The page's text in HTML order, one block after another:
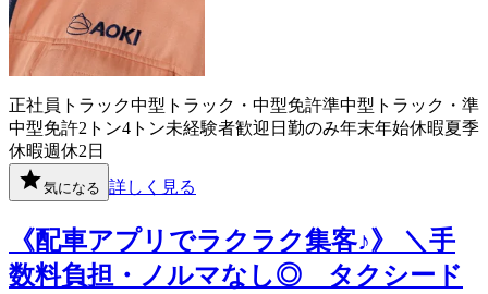
正社員 トラック中型トラック・中型免許準中型トラック・準
中型免許2トン4トン未経験者歓迎 日勤のみ年末年始休暇夏季
休暇週休2日
気になる 詳しく見る
《配車アプリでラクラク集客♪》 ＼手
数料負担・ノルマなし◎ タクシード